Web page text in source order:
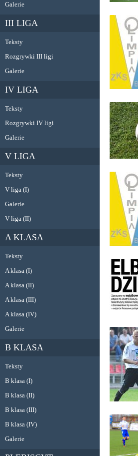
Galerie
III LIGA
Teksty
Rozgrywki III ligi
Galerie
IV LIGA
Teksty
Rozgrywki IV ligi
Galerie
V LIGA
Teksty
V liga (I)
Galerie
V liga (II)
A KLASA
Teksty
A klasa (I)
A klasa (II)
A klasa (III)
A klasa (IV)
Galerie
B KLASA
Teksty
B klasa (I)
B klasa (II)
B klasa (III)
B klasa (IV)
Galerie